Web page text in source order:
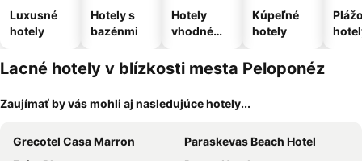
Luxusné
hotely
Hotely s
bazénmi
Hotely
vhodné
domáce
zvieratá
Kúpeľné
hotely
Lacné hotely v blízkosti mesta Peloponéz
Zaujímať by vás mohli aj nasledujúce hotely...
Grecotel Casa Marron
Paraskevas Beach Hotel